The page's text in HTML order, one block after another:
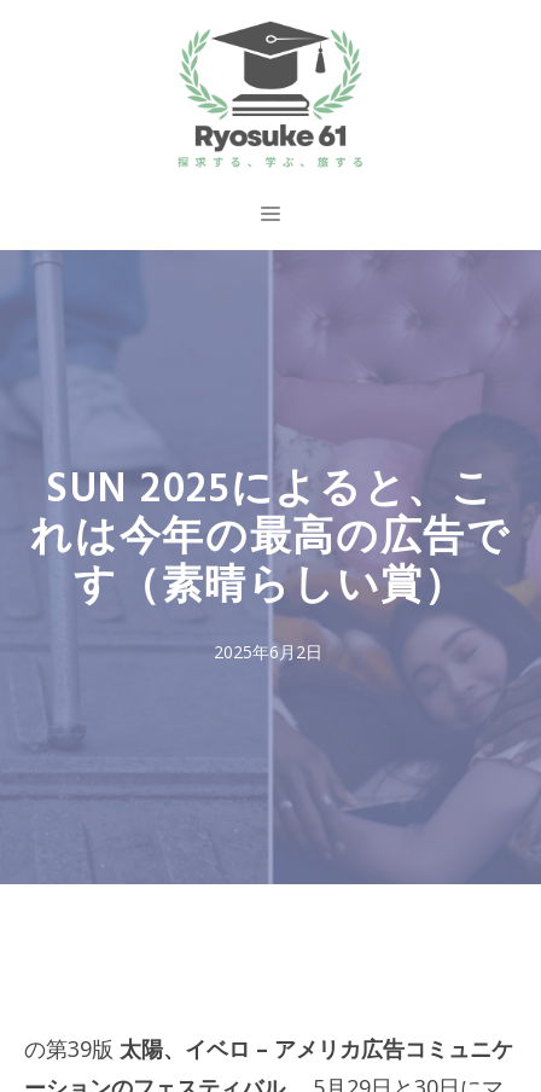
ス
メ
ー
SUN 2025によると、こ
れは今年の最高の広告で
す（素晴らしい賞）
2025年6月2日
の第39版 太陽、イベロ – アメリカ広告コミュニケ